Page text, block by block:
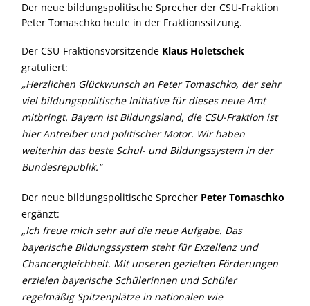
Der neue bildungspolitische Sprecher der CSU-Fraktion
Peter Tomaschko heute in der Fraktionssitzung.
Der CSU-Fraktionsvorsitzende Klaus Holetschek
gratuliert:
Herzlichen Glückwunsch an Peter Tomaschko, der sehr
viel bildungspolitische Initiative für dieses neue Amt
mitbringt. Bayern ist Bildungsland, die CSU-Fraktion ist
hier Antreiber und politischer Motor. Wir haben
weiterhin das beste Schul- und Bildungssystem in der
Bundesrepublik.“
Der neue bildungspolitische Sprecher Peter Tomaschko
ergänzt:
Ich freue mich sehr auf die neue Aufgabe. Das
bayerische Bildungssystem steht für Exzellenz und
Chancengleichheit. Mit unseren gezielten Förderungen
erzielen bayerische Schülerinnen und Schüler
regelmäßig Spitzenplätze in nationalen wie